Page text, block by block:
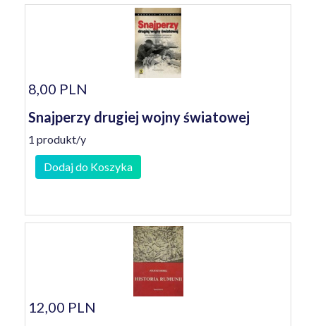
8,00 PLN
Snajperzy drugiej wojny światowej
1 produkt/y
Dodaj do Koszyka
12,00 PLN